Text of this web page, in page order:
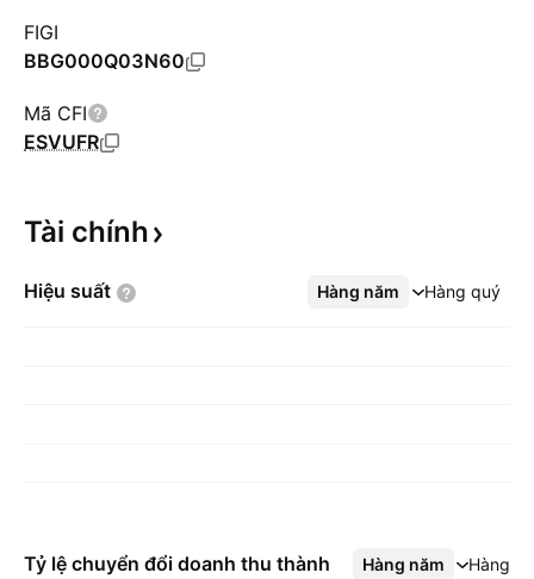
FIGI
BBG000Q03N60
Mã CFI
ESVUFR
Tài chính
Hiệu suất Hàng năm Hàng quý
Xem thêm
Tỷ lệ chuyển đổi doanh thu thành
Hàng năm Hàng
Xem thêm